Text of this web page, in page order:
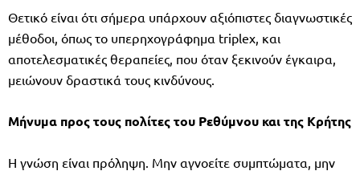
Θετικό είναι ότι σήμερα υπάρχουν αξιόπιστες διαγνωστικές
μέθοδοι, όπως το υπερηχογράφημα triplex, και
αποτελεσματικές θεραπείες, που όταν ξεκινούν έγκαιρα,
μειώνουν δραστικά τους κινδύνους.
Μήνυμα προς τους πολίτες του Ρεθύμνου και της Κρήτης
Η γνώση είναι πρόληψη. Μην αγνοείτε συμπτώματα, μην